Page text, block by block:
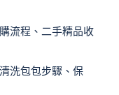
流程、二手精品收
洗包包步驟、保